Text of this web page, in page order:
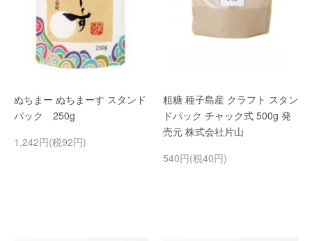
ぬちまー ぬちまーす スタンド
パック 250g
1,242円(税92円)
粗糖 種子島産 クラフト スタン
ドパック チャック式 500g 発
売元 株式会社片山
540円(税40円)